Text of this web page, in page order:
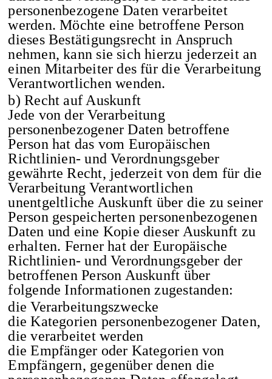
personenbezogene Daten verarbeitet
werden. Möchte eine betroffene Person
dieses Bestätigungsrecht in Anspruch
nehmen, kann sie sich hierzu jederzeit an
einen Mitarbeiter des für die Verarbeitung
Verantwortlichen wenden.
b) Recht auf Auskunft
Jede von der Verarbeitung
personenbezogener Daten betroffene
Person hat das vom Europäischen
Richtlinien- und Verordnungsgeber
gewährte Recht, jederzeit von dem für die
Verarbeitung Verantwortlichen
unentgeltliche Auskunft über die zu seiner
Person gespeicherten personenbezogenen
Daten und eine Kopie dieser Auskunft zu
erhalten. Ferner hat der Europäische
Richtlinien- und Verordnungsgeber der
betroffenen Person Auskunft über
folgende Informationen zugestanden:
die Verarbeitungszwecke
die Kategorien personenbezogener Daten,
die verarbeitet werden
die Empfänger oder Kategorien von
Empfängern, gegenüber denen die